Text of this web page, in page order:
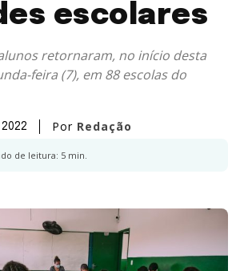
escolares
retornaram, no início desta
feira (7), em 88 escolas do
Por Redação
de leitura: 5 min.